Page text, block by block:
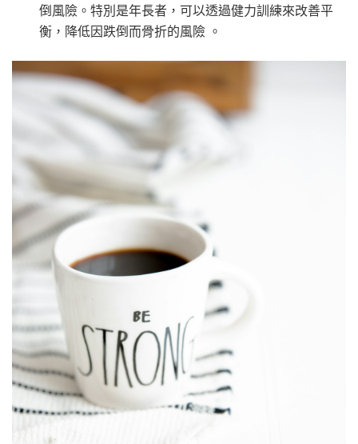
倒風險。特別是年長者，可以透過健力訓練來改善平
衡，降低因跌倒而骨折的風險 。